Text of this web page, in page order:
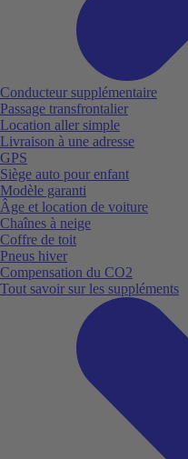
Conducteur supplémentaire
Passage transfrontalier
Location aller simple
Livraison à une adresse
GPS
Siège auto pour enfant
Modèle garanti
Âge et location de voiture
Chaînes à neige
Coffre de toit
Pneus hiver
Compensation du CO2
Tout savoir sur les suppléments